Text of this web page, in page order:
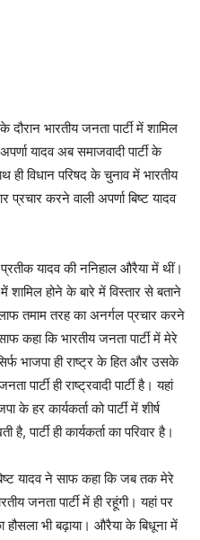
भारतीय जनता पार्टी में शामिल
यादव अब समाजवादी पार्टी के
विधान परिषद के चुनाव में भारतीय
प्रचार करने वाली अपर्णा बिष्ट यादव
यादव की ननिहाल औरैया में थीं।
शामिल होने के बारे में विस्तार से बताने
तमाम तरह का अनर्गल प्रचार करने
कहा कि भारतीय जनता पार्टी में मेरे
भाजपा ही राष्ट्र के हित और उसके
पार्टी ही राष्ट्रवादी पार्टी है। यहां
के हर कार्यकर्ता को पार्टी में शीर्ष
पार्टी ही कार्यकर्ता का परिवार है।
यादव ने साफ कहा कि जब तक मेरे
जनता पार्टी में ही रहूंगी। यहां पर
भी बढ़ाया। औरैया के बिधूना में